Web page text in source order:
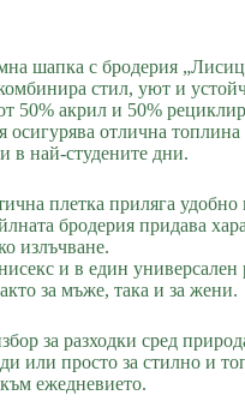
шапка с бродерия
стил, уют и
50% акрил и 50%
осигурява отлична топлина
в най-студените дни.
плетка приляга удобно
бродерия придава
излъчване.
и в един универсален
за мъже, така и за жени.
за разходки сред
или просто за стилно и
ежедневието.